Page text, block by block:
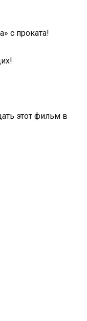
с проката!
этот фильм в